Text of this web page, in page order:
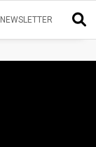
NEWSLETTER